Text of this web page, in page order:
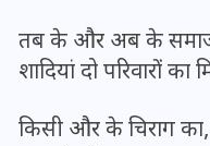
तब के और अब के समाज
शादियां दो परिवारों
किसी और के चिराग